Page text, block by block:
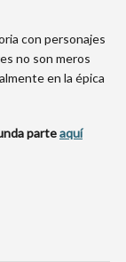
con personajes
no son meros
en la épica
parteaquí